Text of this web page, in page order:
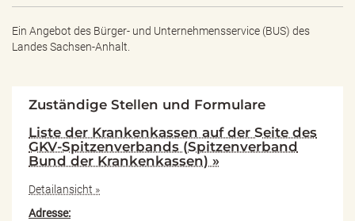
Ein Angebot des Bürger- und Unternehmensservice (BUS) des
Landes Sachsen-Anhalt.
Zuständige Stellen und Formulare
Liste der Krankenkassen auf der Seite des
GKV-Spitzenverbands (Spitzenverband
Bund der Krankenkassen) »
Detailansicht »
Adresse: